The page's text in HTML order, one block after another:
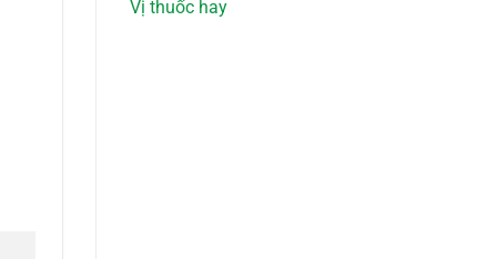
Vị thuốc hay